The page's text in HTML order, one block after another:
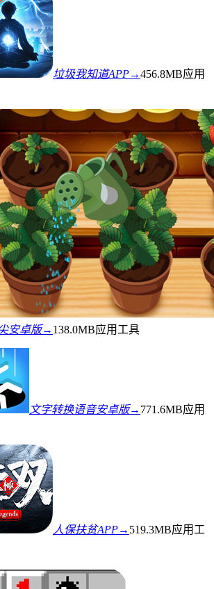
垃圾我知道APP→456.8MB应用
安卓版→ 138.0MB应用工具
文字转换语音安卓版→ 771.6MB应用
人保扶贫APP→ 519.3MB应用工